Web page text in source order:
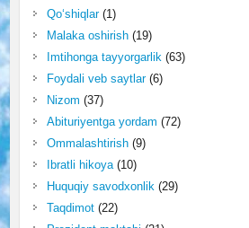
Qo‘shiqlar(1)
Malaka oshirish(19)
Imtihonga tayyorgarlik(63)
Foydali veb saytlar(6)
Nizom (37)
Abituriyentga yordam (72)
Ommalashtirish(9)
Ibratli hikoya(10)
Huquqiy savodxonlik(29)
Taqdimot(22)